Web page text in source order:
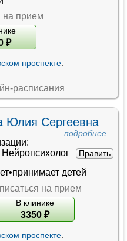
на прием
₽
проспекте.
расписания
Юлия Сергеевна
подробнее...
Нейропсихолог Править
детей
на прием
В клинике
3350 ₽
проспекте.